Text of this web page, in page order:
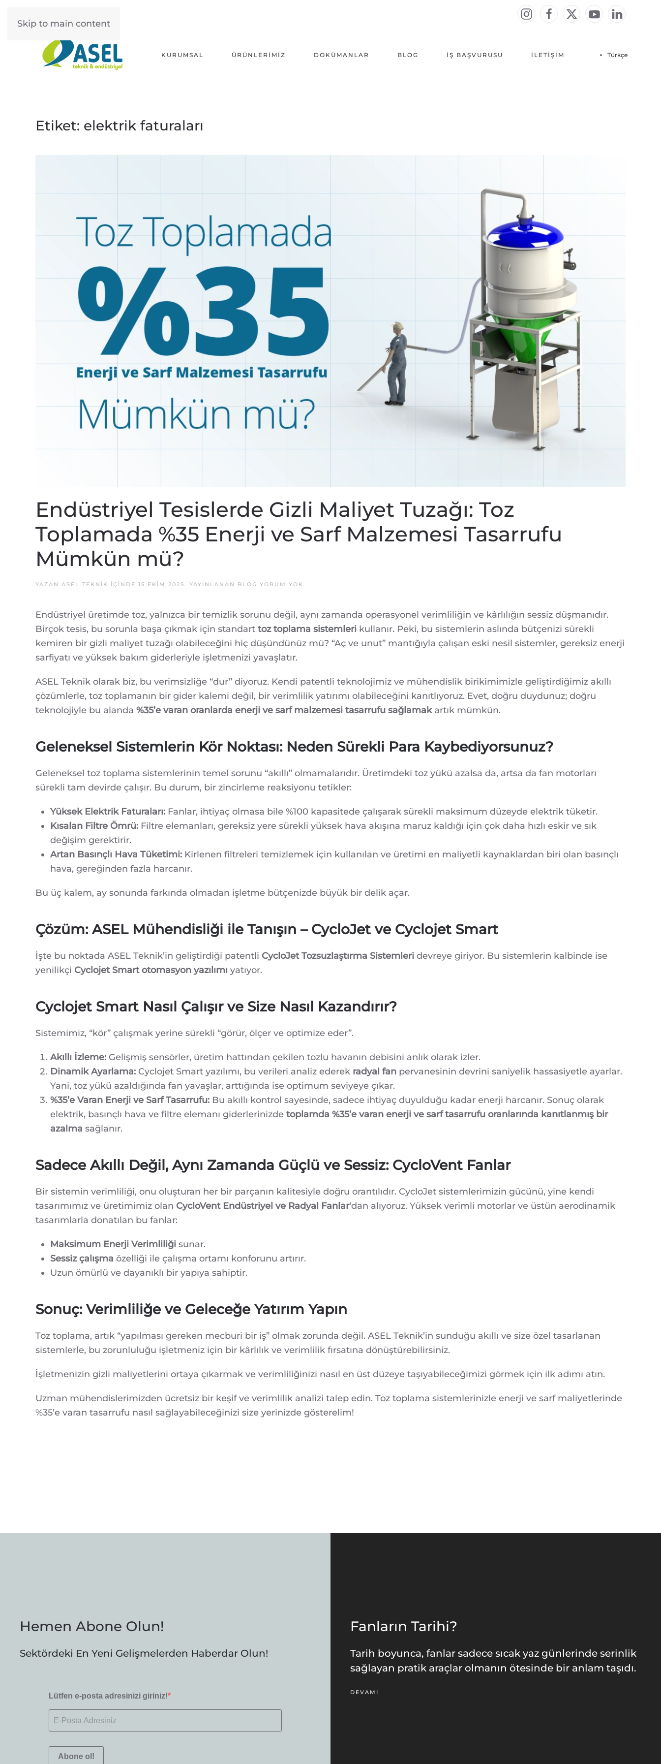
Skip to main content
KURUMSAL ÜRÜNLERIMIZ DOKÜMANLAR BLOG İŞ BAŞVURUSU İLETIŞIM Türkçe
Etiket: elektrik faturaları
Endüstriyel Tesislerde Gizli Maliyet Tuzağı: Toz
Toplamada %35 Enerji ve Sarf Malzemesi Tasarrufu
Mümkün mü?
YAZAN ASEL TEKNIK IÇINDE 15 EKIM 2025 . YAYINLANAN BLOG YORUM YOK
TUZAĞI:
TOZ
TOPLAMADA
ENERJI
MÜMKÜN
MÜ?
Endüstriyel üretimde toz, yalnızca bir temizlik sorunu değil, aynı zamanda operasyonel verimliliğin ve kârlılığın sessiz düşmanıdır.
Birçok tesis, bu sorunla başa çıkmak için standart toz toplama sistemleri kullanır. Peki, bu sistemlerin aslında bütçenizi sürekli
kemiren bir gizli maliyet tuzağı olabileceğini hiç düşündünüz mü? “Aç ve unut” mantığıyla çalışan eski nesil sistemler, gereksiz enerji
sarfiyatı ve yüksek bakım giderleriyle işletmenizi yavaşlatır.
ASEL Teknik olarak biz, bu verimsizliğe “dur” diyoruz. Kendi patentli teknolojimiz ve mühendislik birikimimizle geliştirdiğimiz akıllı
çözümlerle, toz toplamanın bir gider kalemi değil, bir verimlilik yatırımı olabileceğini kanıtlıyoruz. Evet, doğru duydunuz; doğru
teknolojiyle bu alanda %35’e varan oranlarda enerji ve sarf malzemesi tasarrufu sağlamakartık mümkün.
Geleneksel Sistemlerin Kör Noktası: Neden Sürekli Para Kaybediyorsunuz?
Geleneksel toz toplama sistemlerinin temel sorunu “akıllı” olmamalarıdır. Üretimdeki toz yükü azalsa da, artsa da fan motorları
sürekli tam devirde çalışır. Bu durum, bir zincirleme reaksiyonu tetikler:
Yüksek Elektrik Faturaları: Fanlar, ihtiyaç olmasa bile %100 kapasitede çalışarak sürekli maksimum düzeyde elektrik tüketir.
Kısalan Filtre Ömrü: Filtre elemanları, gereksiz yere sürekli yüksek hava akışına maruz kaldığı için çok daha hızlı eskir ve sık
değişim gerektirir.
Artan Basınçlı Hava Tüketimi: Kirlenen filtreleri temizlemek için kullanılan ve üretimi en maliyetli kaynaklardan biri olan basınçlı
hava, gereğinden fazla harcanır.
Bu üç kalem, ay sonunda farkında olmadan işletme bütçenizde büyük bir delik açar.
Çözüm: ASEL Mühendisliği ile Tanışın – CycloJet ve Cyclojet Smart
İşte bu noktada ASEL Teknik’in geliştirdiği patentli CycloJet Tozsuzlaştırma Sistemleri devreye giriyor. Bu sistemlerin kalbinde ise
yenilikçi Cyclojet Smart otomasyon yazılımı yatıyor.
Cyclojet Smart Nasıl Çalışır ve Size Nasıl Kazandırır?
Sistemimiz, “kör” çalışmak yerine sürekli “görür, ölçer ve optimize eder”.
Akıllı İzleme: Gelişmiş sensörler, üretim hattından çekilen tozlu havanın debisini anlık olarak izler.
Dinamik Ayarlama: Cyclojet Smart yazılımı, bu verileri analiz ederek radyal fan pervanesinin devrini saniyelik hassasiyetle ayarlar.
Yani, toz yükü azaldığında fan yavaşlar, arttığında ise optimum seviyeye çıkar.
%35’e Varan Enerji ve Sarf Tasarrufu: Bu akıllı kontrol sayesinde, sadece ihtiyaç duyulduğu kadar enerji harcanır. Sonuç olarak
elektrik, basınçlı hava ve filtre elemanı giderlerinizde toplamda %35’e varan enerji ve sarf tasarrufu oranlarında kanıtlanmış bir
azalma sağlanır.
Sadece Akıllı Değil, Aynı Zamanda Güçlü ve Sessiz: CycloVent Fanlar
Bir sistemin verimliliği, onu oluşturan her bir parçanın kalitesiyle doğru orantılıdır. CycloJet sistemlerimizin gücünü, yine kendi
tasarımımız ve üretimimiz olan CycloVent Endüstriyel ve Radyal Fanlar‘dan alıyoruz. Yüksek verimli motorlar ve üstün aerodinamik
tasarımlarla donatılan bu fanlar:
Maksimum Enerji Verimliliği sunar.
Sessiz çalışma özelliği ile çalışma ortamı konforunu artırır.
Uzun ömürlü ve dayanıklı bir yapıya sahiptir.
Sonuç: Verimliliğe ve Geleceğe Yatırım Yapın
Toz toplama, artık “yapılması gereken mecburi bir iş” olmak zorunda değil. ASEL Teknik’in sunduğu akıllı ve size özel tasarlanan
sistemlerle, bu zorunluluğu işletmeniz için bir kârlılık ve verimlilik fırsatına dönüştürebilirsiniz.
İşletmenizin gizli maliyetlerini ortaya çıkarmak ve verimliliğinizi nasıl en üst düzeye taşıyabileceğimizi görmek için ilk adımı atın.
Uzman mühendislerimizden ücretsiz bir keşif ve verimlilik analizi talep edin. Toz toplama sistemlerinizle enerji ve sarf maliyetlerinde
%35’e varan tasarrufu nasıl sağlayabileceğinizi size yerinizde gösterelim!
Hemen Abone Olun!
Sektördeki En Yeni Gelişmelerden Haberdar Olun!
Lütfen e-posta adresinizi giriniz!
Abone ol!
Fanların Tarihi?
Tarih boyunca, fanlar sadece sıcak yaz günlerinde serinlik
sağlayan pratik araçlar olmanın ötesinde bir anlam taşıdı.
DEVAMI